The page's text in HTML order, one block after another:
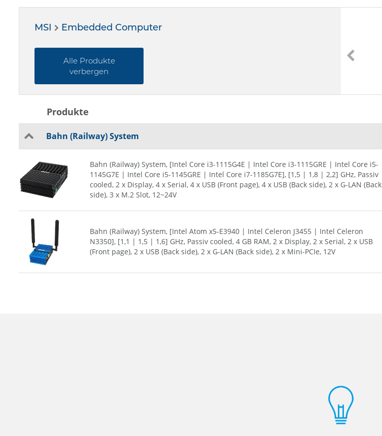
MSI Embedded Computer
Alle Produkte
verbergen
2 x Display
4 x USB (Back side)
12~24V
Produkte
Bahn (Railway) System
Bahn (Railway) System, [Intel Core i3-1115G4E | Intel Core i3-1115GRE | Intel Core i5-
1145G7E | Intel Core i5-1145GRE | Intel Core i7-1185G7E], [1,5 | 1,8 | 2,2] GHz, Passiv
cooled, 2 x Display, 4 x Serial, 4 x USB (Front page), 4 x USB (Back side), 2 x G-LAN (Back
side), 3 x M.2 Slot, 12~24V
Bahn (Railway) System, [Intel Atom x5-E3940 | Intel Celeron J3455 | Intel Celeron
N3350], [1,1 | 1,5 | 1,6] GHz, Passiv cooled, 4 GB RAM, 2 x Display, 2 x Serial, 2 x USB
(Front page), 2 x USB (Back side), 2 x G-LAN (Back side), 2 x Mini-PCIe, 12V